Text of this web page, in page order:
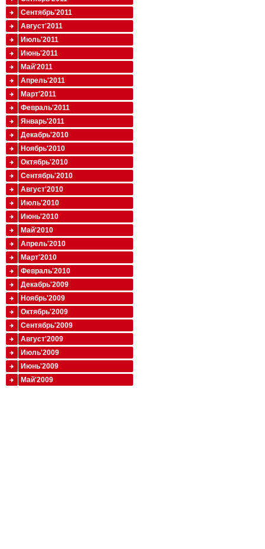
Сентябрь'2011
Август'2011
Июль'2011
Июнь'2011
Май'2011
Апрель'2011
Март'2011
Февраль'2011
Январь'2011
Декабрь'2010
Ноябрь'2010
Октябрь'2010
Сентябрь'2010
Август'2010
Июль'2010
Июнь'2010
Май'2010
Апрель'2010
Март'2010
Февраль'2010
Декабрь'2009
Ноябрь'2009
Октябрь'2009
Сентябрь'2009
Август'2009
Июль'2009
Июнь'2009
Май'2009